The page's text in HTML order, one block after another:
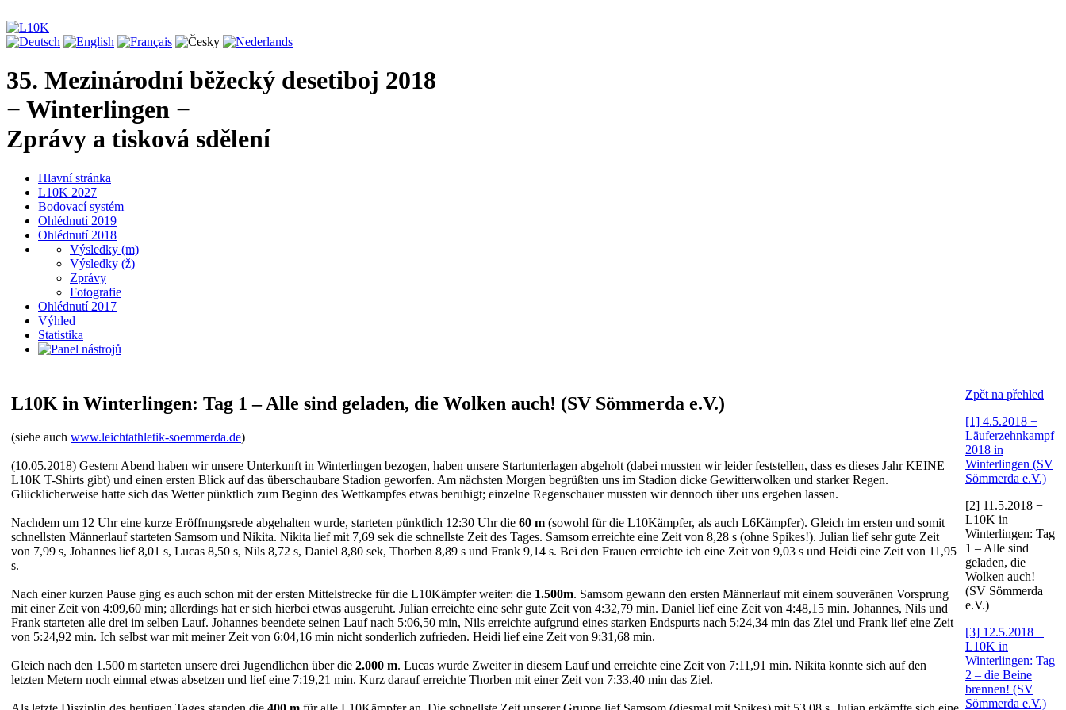
35. Mezinárodní běžecký desetiboj 2018
− Winterlingen −
Zprávy a tisková sdělení
Hlavní stránka
L10K 2027
Bodovací systém
Ohlédnutí 2019
Ohlédnutí 2018
Výsledky (m)
Výsledky (ž)
Zprávy
Fotografie
Ohlédnutí 2017
Výhled
Statistika
L10K in Winterlingen: Tag 1 – Alle sind geladen, die Wolken auch! (SV Sömmerda e.V.)
(siehe auch www.leichtathletik-soemmerda.de)
(10.05.2018) Gestern Abend haben wir unsere Unterkunft in Winterlingen bezogen, haben unsere Startunterlagen abgeholt (dabei mussten wir leider feststellen, dass es dieses Jahr KEINE
L10K T-Shirts gibt) und einen ersten Blick auf das überschaubare Stadion geworfen. Am nächsten Morgen begrüßten uns im Stadion dicke Gewitterwolken und starker Regen.
Glücklicherweise hatte sich das Wetter pünktlich zum Beginn des Wettkampfes etwas beruhigt; einzelne Regenschauer mussten wir dennoch über uns ergehen lassen.
Nachdem um 12 Uhr eine kurze Eröffnungsrede abgehalten wurde, starteten pünktlich 12:30 Uhr die 60 m (sowohl für die L10Kämpfer, als auch L6Kämpfer). Gleich im ersten und somit
schnellsten Männerlauf starteten Samsom und Nikita. Nikita lief mit 7,69 sek die schnellste Zeit des Tages. Samsom erreichte eine Zeit von 8,28 s (ohne Spikes!). Julian lief sehr gute Zeit
von 7,99 s, Johannes lief 8,01 s, Lucas 8,50 s, Nils 8,72 s, Daniel 8,80 sek, Thorben 8,89 s und Frank 9,14 s. Bei den Frauen erreichte ich eine Zeit von 9,03 s und Heidi eine Zeit von 11,95
s.
Nach einer kurzen Pause ging es auch schon mit der ersten Mittelstrecke für die L10Kämpfer weiter: die 1.500m. Samsom gewann den ersten Männerlauf mit einem souveränen Vorsprung
mit einer Zeit von 4:09,60 min; allerdings hat er sich hierbei etwas ausgeruht. Julian erreichte eine sehr gute Zeit von 4:32,79 min. Daniel lief eine Zeit von 4:48,15 min. Johannes, Nils und
Frank starteten alle drei im selben Lauf. Johannes beendete seinen Lauf nach 5:06,50 min, Nils erreichte aufgrund eines starken Endspurts nach 5:24,34 min das Ziel und Frank lief eine Zeit
von 5:24,92 min. Ich selbst war mit meiner Zeit von 6:04,16 min nicht sonderlich zufrieden. Heidi lief eine Zeit von 9:31,68 min.
Gleich nach den 1.500 m starteten unsere drei Jugendlichen über die 2.000 m. Lucas wurde Zweiter in diesem Lauf und erreichte eine Zeit von 7:11,91 min. Nikita konnte sich auf den
letzten Metern noch einmal etwas absetzen und lief eine 7:19,21 min. Kurz darauf erreichte Thorben mit einer Zeit von 7:33,40 min das Ziel.
Zpět na přehled
[1] 4.5.2018 −
Läuferzehnkampf
2018 in
Winterlingen (SV
Sömmerda e.V.)
[2] 11.5.2018 −
L10K in
Winterlingen: Tag
1 – Alle sind
geladen, die
Wolken auch!
(SV Sömmerda
e.V.)
[3] 12.5.2018 −
L10K in
Winterlingen: Tag
2 – die Beine
brennen! (SV
Sömmerda e.V.)